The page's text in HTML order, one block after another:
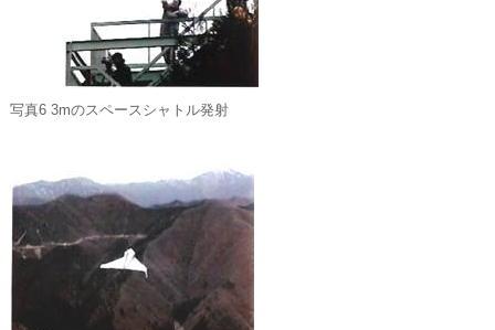
写真6 3mのスペースシャトル発射